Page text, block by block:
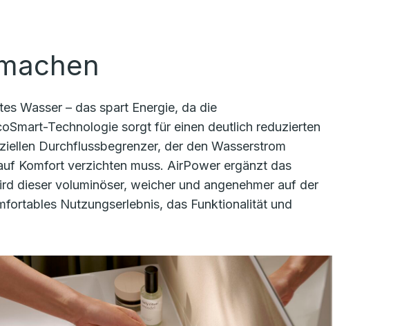
Wasser – das spart Energie, da die
Technologie sorgt für einen deutlich reduzierten
Durchflussbegrenzer, der den Wasserstrom
Komfort verzichten muss. AirPower ergänzt das
dieser voluminöser, weicher und angenehmer auf der
Nutzungserlebnis, das Funktionalität und